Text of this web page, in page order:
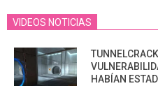
VIDEOS NOTICIAS
HABÍAN